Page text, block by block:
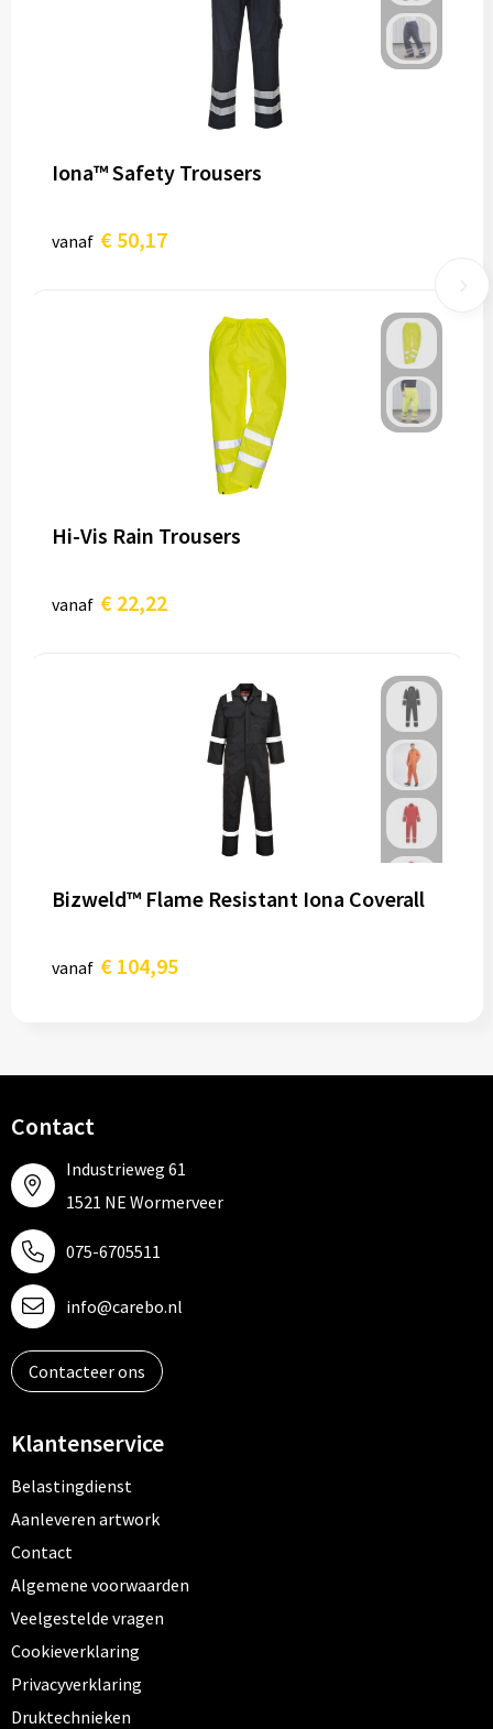
Iona™ Safety Trousers
vanaf € 50,17
Hi-Vis Rain Trousers
vanaf € 22,22
Bizweld™ Flame Resistant Iona Coverall
vanaf € 104,95
Contact
Industrieweg 61
1521 NE Wormerveer
075-6705511
info@carebo.nl
Contacteer ons
Klantenservice
Belastingdienst
Aanleveren artwork
Contact
Algemene voorwaarden
Veelgestelde vragen
Cookieverklaring
Privacyverklaring
Druktechnieken